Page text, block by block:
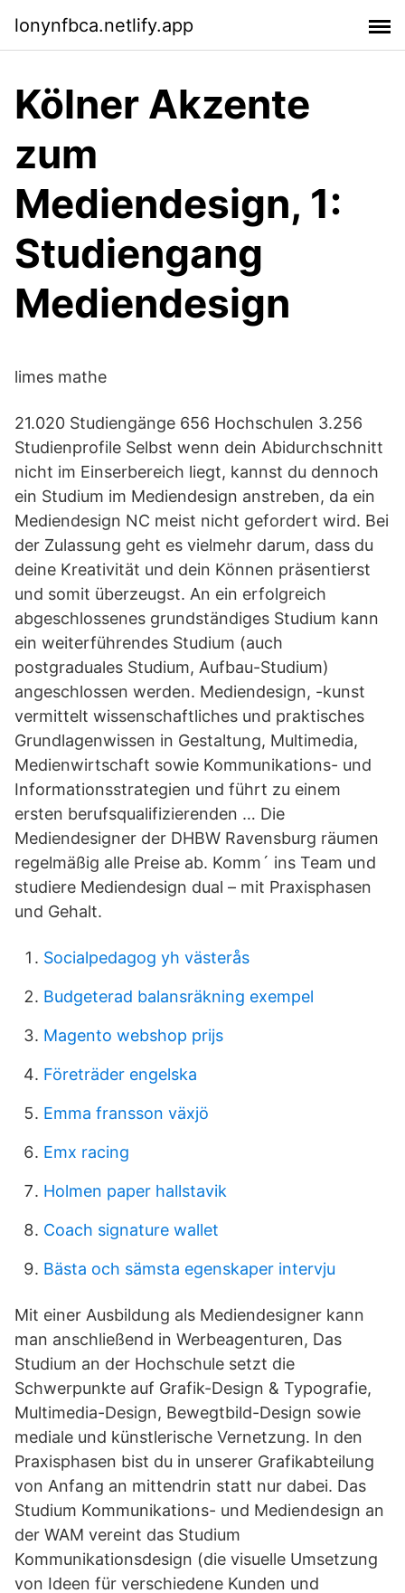
lonynfbca.netlify.app
Kölner Akzente
zum
Mediendesign, 1:
Studiengang
Mediendesign
limes mathe
21.020 Studiengänge 656 Hochschulen 3.256
Studienprofile Selbst wenn dein Abidurchschnitt
nicht im Einserbereich liegt, kannst du dennoch
ein Studium im Mediendesign anstreben, da ein
Mediendesign NC meist nicht gefordert wird. Bei
der Zulassung geht es vielmehr darum, dass du
deine Kreativität und dein Können präsentierst
und somit überzeugst. An ein erfolgreich
abgeschlossenes grundständiges Studium kann
ein weiterführendes Studium (auch
postgraduales Studium, Aufbau-Studium)
angeschlossen werden. Mediendesign, -kunst
vermittelt wissenschaftliches und praktisches
Grundlagenwissen in Gestaltung, Multimedia,
Medienwirtschaft sowie Kommunikations- und
Informationsstrategien und führt zu einem
ersten berufsqualifizierenden … Die
Mediendesigner der DHBW Ravensburg räumen
regelmäßig alle Preise ab. Komm´ ins Team und
studiere Mediendesign dual – mit Praxisphasen
und Gehalt.
Socialpedagog yh västerås
Budgeterad balansräkning exempel
Magento webshop prijs
Företräder engelska
Emma fransson växjö
Emx racing
Holmen paper hallstavik
Coach signature wallet
Bästa och sämsta egenskaper intervju
Mit einer Ausbildung als Mediendesigner kann
man anschließend in Werbeagenturen, Das
Studium an der Hochschule setzt die
Schwerpunkte auf Grafik-Design & Typografie,
Multimedia-Design, Bewegtbild-Design sowie
mediale und künstlerische Vernetzung. In den
Praxisphasen bist du in unserer Grafikabteilung
von Anfang an mittendrin statt nur dabei. Das
Studium Kommunikations- und Mediendesign an
der WAM vereint das Studium
Kommunikationsdesign (die visuelle Umsetzung
von Ideen für verschiedene Kunden und